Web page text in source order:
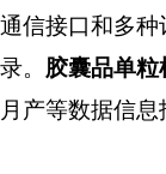
信接口和多
。 胶囊品单
产等数据信